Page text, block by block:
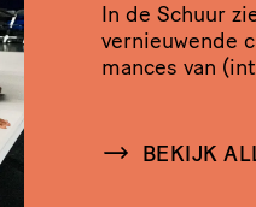
In de Schuur
vernieu­wende
mances van
BEKIJK